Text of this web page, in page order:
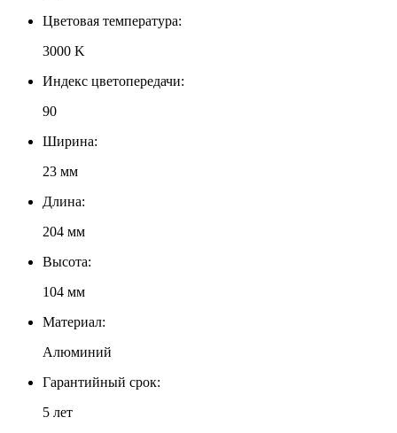
Цветовая температура:
3000 K
Индекс цветопередачи:
90
Ширина:
23 мм
Длина:
204 мм
Высота:
104 мм
Материал:
Алюминий
Гарантийный срок:
5 лет